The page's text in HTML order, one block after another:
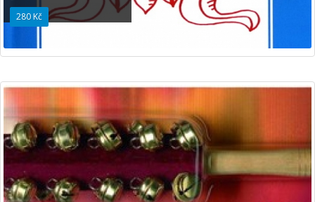
280 Kč